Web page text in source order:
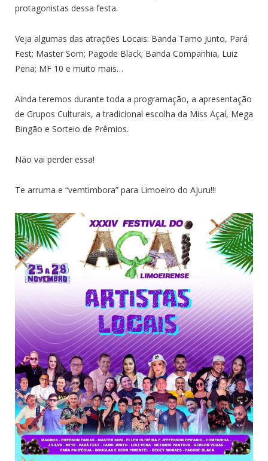
protagonistas dessa festa.
Veja algumas das atrações Locais: Banda Tamo Junto, Pará
Fest; Master Som; Pagode Black; Banda Companhia, Luiz
Pena; MF 10 e muito mais…
Ainda teremos durante toda a programação, a apresentação
de Grupos Culturais, a tradicional escolha da Miss Açaí, Mega
Bingão e Sorteio de Prêmios.
Não vai perder essa!
Te arruma e “vemtimbora” para Limoeiro do Ajuru!!!